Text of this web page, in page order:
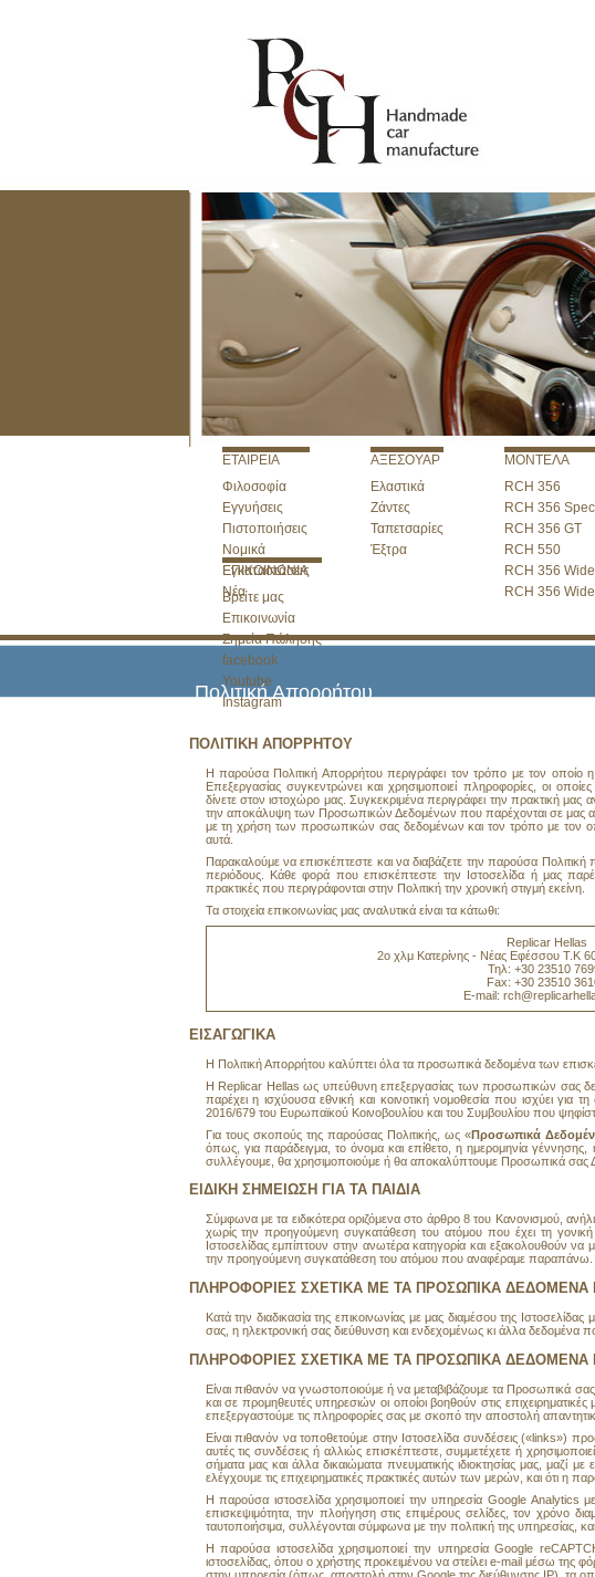
ETAIΡΕΙΑ
Φιλοσοφία
Εγγυήσεις
Πιστοποιήσεις
Νομικά
Εγκαταστάσεις
Νέα
ΑΞΕΣΟΥΑΡ
Ελαστικά
Ζάντες
Ταπετσαρίες
Έξτρα
ΜΟΝΤΕΛΑ
RCH 356
RCH 356
RCH 356 GT
RCH 550
RCH 356
RCH 356
ΕΠΙΚΟΙΝΩΝΙΑ
Βρείτε μας
Επικοινωνία
Σημεία Πώλησης
facebook
Youtube
Instagram
Πολιτική Απορρήτου
ΠΟΛΙΤΙΚΗ ΑΠΟΡΡΗΤΟΥ
Η παρούσα Πολιτική Απορρήτου περιγράφει τον τρόπο με τον οποίο
Επεξεργασίας συγκεντρώνει και χρησιμοποιεί πληροφορίες, οι
δίνετε στον ιστοχώρο μας. Συγκεκριμένα περιγράφει την πρακτική
την αποκάλυψη των Προσωπικών Δεδομένων που παρέχονται σε μας
με τη χρήση των προσωπικών σας δεδομένων και τον τρόπο με τον
αυτά.
Παρακαλούμε να επισκέπτεστε και να διαβάζετε την παρούσα
περιόδους. Κάθε φορά που επισκέπτεστε την Ιστοσελίδα ή μας
πρακτικές που περιγράφονται στην Πολιτική την χρονική στιγμή εκείνη.
Τα στοιχεία επικοινωνίας μας αναλυτικά είναι τα κάτωθι:
Replicar Hellas
2ο χλμ Κατερίνης - Νέας Εφέσσου Τ.Κ
Τηλ: +30 23510
Fax: +30 23510
E-mail:
ΕΙΣΑΓΩΓΙΚΑ
Η Πολιτική Απορρήτου καλύπτει όλα τα προσωπικά δεδομένα των
Η Replicar Hellas ως υπεύθυνη επεξεργασίας των προσωπικών σας
παρέχει η ισχύουσα εθνική και κοινοτική νομοθεσία που ισχύει
2016/679 του Ευρωπαϊκού Κοινοβουλίου και του Συμβουλίου που
Για τους σκοπούς της παρούσας Πολιτικής, ως «Προσωπικά
όπως, για παράδειγμα, το όνομα και επίθετο, η ημερομηνία γέννησης,
συλλέγουμε, θα χρησιμοποιούμε ή θα αποκαλύπτουμε Προσωπικά
ΕΙΔΙΚΗ ΣΗΜΕΙΩΣΗ ΓΙΑ ΤΑ ΠΑΙΔΙΑ
Σύμφωνα με τα ειδικότερα οριζόμενα στο άρθρο 8 του Κανονισμού,
χωρίς την προηγούμενη συγκατάθεση του ατόμου που έχει τη
Ιστοσελίδας εμπίπτουν στην ανωτέρα κατηγορία και εξακολουθούν
την προηγούμενη συγκατάθεση του ατόμου που αναφέραμε παραπάνω.
ΠΛΗΡΟΦΟΡΙΕΣ ΣΧΕΤΙΚΑ ΜΕ ΤΑ ΠΡΟΣΩΠΙΚΑ
Κατά την διαδικασία της επικοινωνίας με μας διαμέσου της
σας, η ηλεκτρονική σας διεύθυνση και ενδεχομένως κι άλλα
ΠΛΗΡΟΦΟΡΙΕΣ ΣΧΕΤΙΚΑ ΜΕ ΤΑ ΠΡΟΣΩΠΙΚΑ ΔΕΔΟΜΕΝΑ
Είναι πιθανόν να γνωστοποιούμε ή να μεταβιβάζουμε τα Προσωπικά
και σε προμηθευτές υπηρεσιών οι οποίοι βοηθούν στις
επεξεργαστούμε τις πληροφορίες σας με σκοπό την αποστολή
Είναι πιθανόν να τοποθετούμε στην Ιστοσελίδα συνδέσεις («links»)
αυτές τις συνδέσεις ή αλλιώς επισκέπτεστε, συμμετέχετε ή
σήματα μας και άλλα δικαιώματα πνευματικής ιδιοκτησίας μας, μαζί
ελέγχουμε τις επιχειρηματικές πρακτικές αυτών των μερών, και ότι η
Η παρούσα ιστοσελίδα χρησιμοποιεί την υπηρεσία Google
επισκεψιμότητα, την πλοήγηση στις επιμέρους σελίδες, τον
ταυτοποιήσιμα, συλλέγονται σύμφωνα με την πολιτική της υπηρεσίας,
Η παρούσα ιστοσελίδα χρησιμοποιεί την υπηρεσία Google
ιστοσελίδας, όπου ο χρήστης προκειμένου να στείλει e-mail μέσω της